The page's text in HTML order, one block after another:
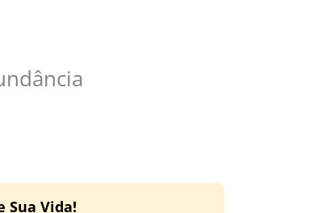
Sua Vida!